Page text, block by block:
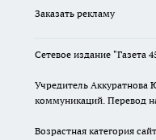
Заказать рекламу
Сетевое издание "Газета
Учредитель
коммуникаций. Перевод
Возрастная категория